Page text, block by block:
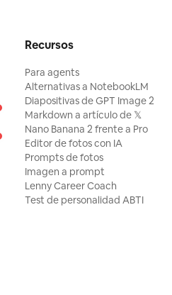
Recursos
Para agents
Alternativas a NotebookLM
Diapositivas de GPT Image 2
Markdown a artículo de 𝕏
Nano Banana 2 frente a Pro
Editor de fotos con IA
Prompts de fotos
Imagen a prompt
Lenny Career Coach
Test de personalidad ABTI